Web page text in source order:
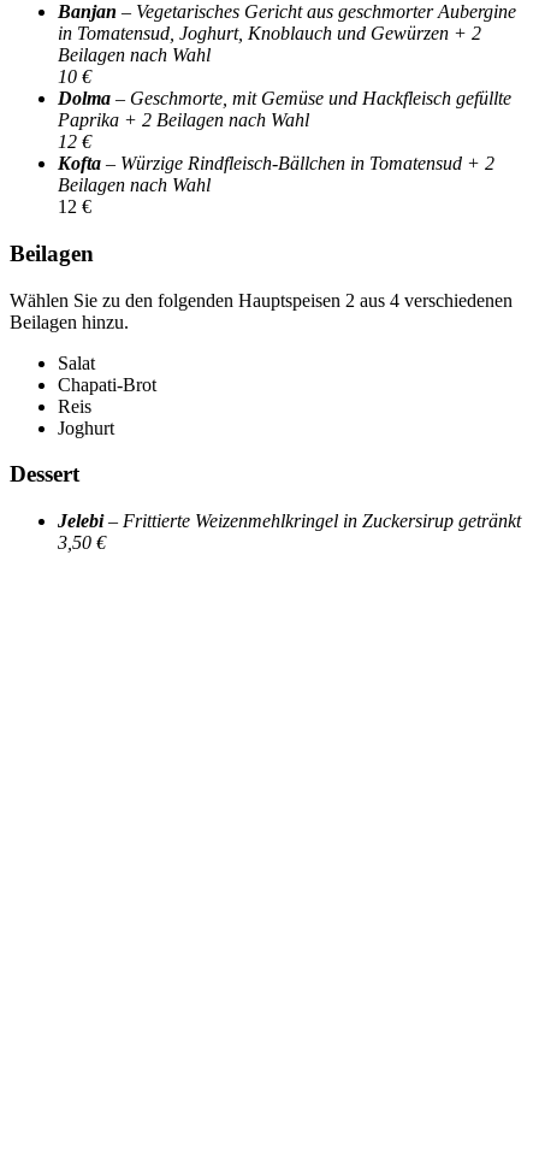
Banjan – Vegetarisches Gericht aus geschmorter Aubergine
in Tomatensud, Joghurt, Knoblauch und Gewürzen + 2
Beilagen nach Wahl
10 €
Dolma – Geschmorte, mit Gemüse und Hackfleisch gefüllte
Paprika + 2 Beilagen nach Wahl
12 €
Kofta – Würzige Rindfleisch-Bällchen in Tomatensud + 2
Beilagen nach Wahl
12 €
Beilagen
Wählen Sie zu den folgenden Hauptspeisen 2 aus 4 verschiedenen
Beilagen hinzu.
Salat
Chapati-Brot
Reis
Joghurt
Dessert
Jelebi– Frittierte Weizenmehlkringel in Zuckersirup getränkt
3,50 €